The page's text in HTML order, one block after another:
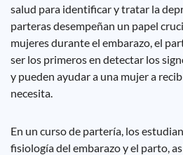
salud para identificar y tratar la
parteras desempeñan un papel
mujeres durante el embarazo, el
ser los primeros en detectar los
y pueden ayudar a una mujer a
necesita.
En un curso de partería, los
fisiología del embarazo y el parto,